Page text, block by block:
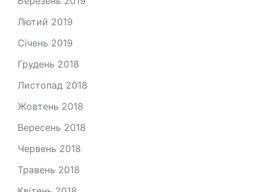
Лютий 2019
Січень 2019
Грудень 2018
Листопад 2018
Жовтень 2018
Вересень 2018
Червень 2018
Травень 2018